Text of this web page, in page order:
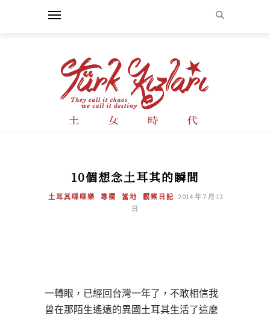
10個想念土耳其的瞬間
土耳其喋喋樂 專欄 當地 觀察日記
2014 年 7 月 12
日
一轉眼，已經回台灣一年了，不敢相信我
曾在那陌生遙遠的異國土耳其生活了這麼